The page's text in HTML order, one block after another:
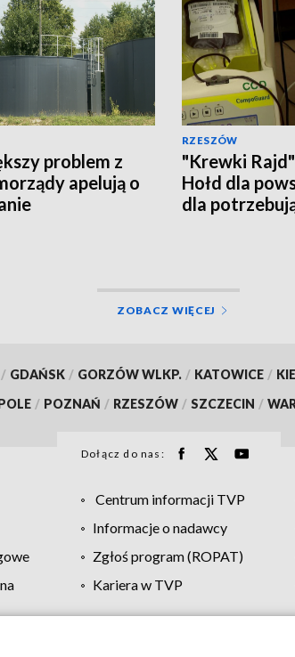
problem z
apelują o
RZESZÓW
"Krewki
Hołd dla
dla
ZOBACZ WIĘCEJ
/ GDAŃSK / GORZÓW WLKP. / KATOWICE /
/ POZNAŃ / RZESZÓW / SZCZECIN /
Dołącz do nas:
Centrum informacji TVP
Informacje o nadawcy
Zgłoś program (ROPAT)
Kariera w TVP